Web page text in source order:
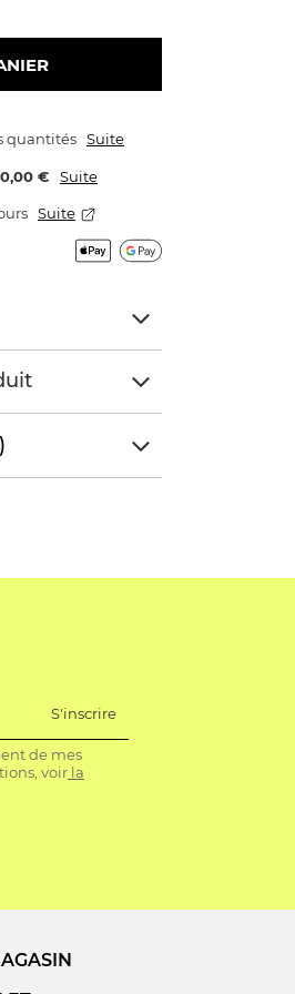
quantités Suite
€ Suite
Suite
S'inscrire
de mes
voir la